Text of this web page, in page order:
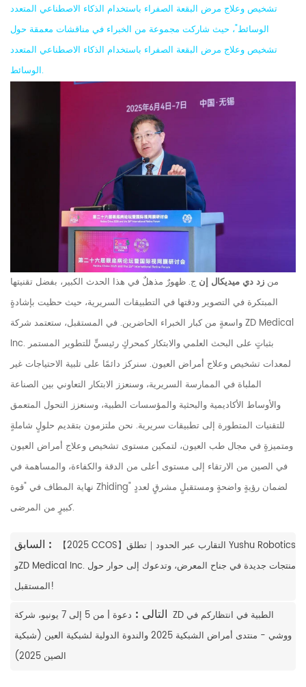
تشخيص وعلاج مرض البقعة الصفراء باستخدام الذكاء الاصطناعي المتعدد
الوسائط"، حيث شاركت مجموعة من الخبراء في مناقشات معمقة حول
تشخيص وعلاج مرض البقعة الصفراء باستخدام الذكاء الاصطناعي المتعدد
الوسائط.
من زد دي ميديكال إنج. ظهورٌ مذهلٌ في هذا الحدث الكبير، بفضل تقنيتها
المبتكرة في التصوير ودقتها في التطبيقات السريرية، حيث حظيت بإشادةٍ
واسعةٍ من كبار الخبراء الحاضرين. في المستقبل، ستعتمد شركة ZD Medical
Inc. بثباتٍ على البحث العلمي والابتكار كمحركٍ رئيسيٍّ للتطوير المستمر
لمعدات تشخيص وعلاج أمراض العيون. سنركز دائمًا على تلبية الاحتياجات غير
الملباة في الممارسة السريرية، وسنعزز الابتكار التعاوني بين الصناعة
والأوساط الأكاديمية والبحثية والمؤسسات الطبية، وسنعزز التحول المتعمق
للتقنيات المتطورة إلى تطبيقات سريرية. نحن ملتزمون بتقديم حلولٍ شاملةٍ
ومتميزةٍ في مجال طب العيون، لتمكين مستوى تشخيص وعلاج أمراض العيون
في الصين من الارتقاء إلى مستوى أعلى من الدقة والكفاءة، والمساهمة في
نهاية المطاف في "قوة Zhiding" لضمان رؤيةٍ واضحةٍ ومستقبلٍ مشرقٍ لعددٍ
كبيرٍ من المرضى.
السابق :
【2025 CCOS】التقارب عبر الحدود｜تطلق Yushu Robotics
وZD Medical Inc. منتجات جديدة في جناح المعرض، وتدعوك إلى حوار حول
المستقبل!
التالى :
دعوة | من 5 إلى 7 يونيو، شركة ZD الطبية في انتظاركم في
ووشي - منتدى أمراض الشبكية 2025 والندوة الدولية لشبكية العين (شبكية
الصين 2025)